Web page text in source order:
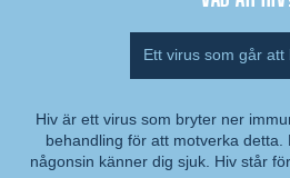
Ett virus som går att
Kommentar:
Hiv är ett virus som bryter ner
behandling för att motverka detta.
någonsin känner dig sjuk. Hiv står